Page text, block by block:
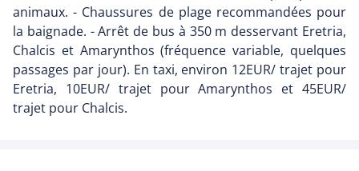
animaux. - Chaussures de plage recommandées pour
la baignade. - Arrêt de bus à 350 m desservant Eretria,
Chalcis et Amarynthos (fréquence variable, quelques
passages par jour). En taxi, environ 12EUR/ trajet pour
Eretria, 10EUR/ trajet pour Amarynthos et 45EUR/
trajet pour Chalcis.